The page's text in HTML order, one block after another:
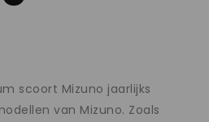
scoort Mizuno jaarlijks
van Mizuno. Zoals